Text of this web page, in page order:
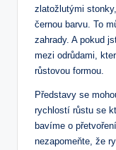
zlatožlutými
černou barvu. To
zahrady. A pokud
mezi odrůdami,
růstovou formou.
Představy se
rychlostí růstu se
bavíme o
nezapomeňte, že